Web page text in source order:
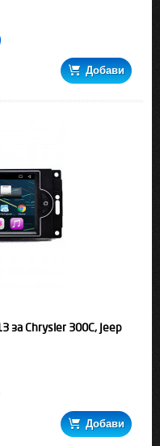
Добави
за Chrysler 300C, Jeep
Добави